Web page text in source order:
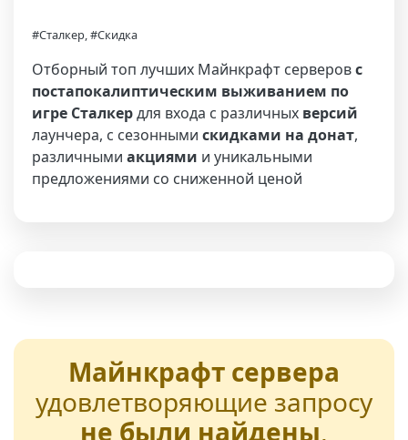
#Сталкер, #Скидка
Отборный топ лучших Майнкрафт серверовс
постапокалиптическим выживанием по
игре Сталкердля входа с различных версий
лаунчера, с сезонными скидками на донат,
различными акциями и уникальными
предложениями со сниженной ценой
Майнкрафт сервера
удовлетворяющие запросу
не были найдены,